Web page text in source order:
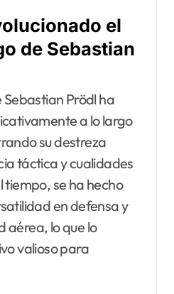
el
de Sebastian
Sebastian Prödl ha
a lo largo
su destreza
táctica y cualidades
tiempo, se ha hecho
en defensa y
aérea, lo que lo
valioso para